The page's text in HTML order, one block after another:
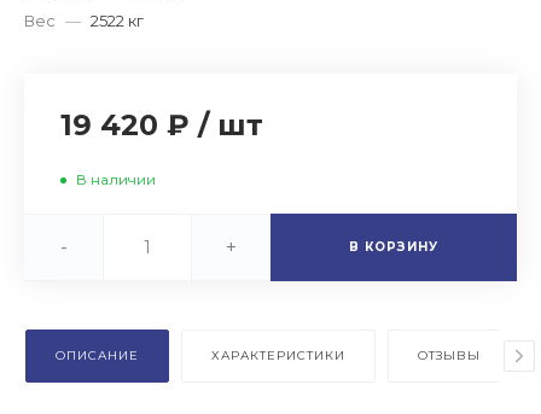
Вес — 2522 кг
19 420 ₽ / шт
В наличии
- + В КОРЗИНУ
ОПИСАНИЕ ХАРАКТЕРИСТИКИ ОТЗЫВЫ